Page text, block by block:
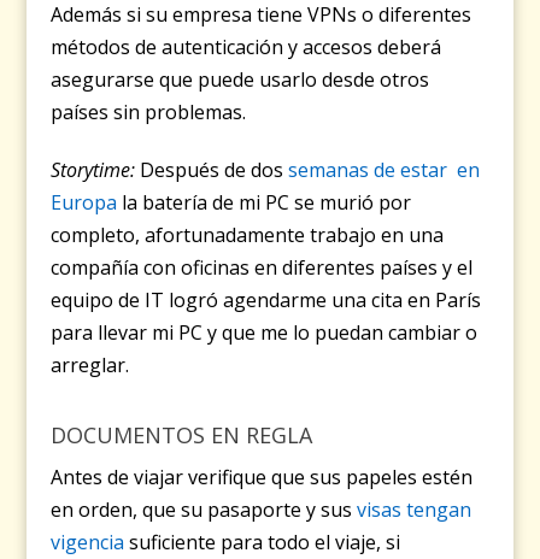
Además si su empresa tiene VPNs o diferentes
métodos de autenticación y accesos deberá
asegurarse que puede usarlo desde otros
países sin problemas.
Storytime: Después de dos semanas de estar en
Europa la batería de mi PC se murió por
completo, afortunadamente trabajo en una
compañía con oficinas en diferentes países y el
equipo de IT logró agendarme una cita en París
para llevar mi PC y que me lo puedan cambiar o
arreglar.
DOCUMENTOS EN REGLA
Antes de viajar verifique que sus papeles estén
en orden, que su pasaporte y susvisas tengan
vigencia suficiente para todo el viaje, si